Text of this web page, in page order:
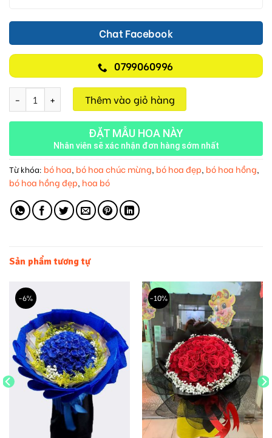
Chat Facebook
0799060996
Bó Hoa Hồng Vàng M38 số lượng
Thêm vào giỏ hàng
ĐẶT MẪU HOA NÀY
Nhân viên sẽ xác nhận đơn hàng sớm nhất
Từ khóa: bó hoa, bó hoa chúc mừng, bó hoa đẹp, bó hoa hồng,
bó hoa hồng đẹp, hoa bó
Sản phẩm tương tự
-6% -10%